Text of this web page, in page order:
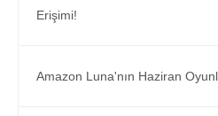
Erişimi!
Amazon Luna'nın Haziran